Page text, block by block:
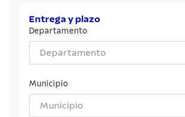
Entrega y plazo
Departamento
Departamento
Municipio
Municipio